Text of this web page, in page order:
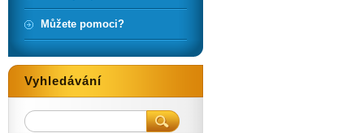
Můžete pomoci?
Vyhledávání